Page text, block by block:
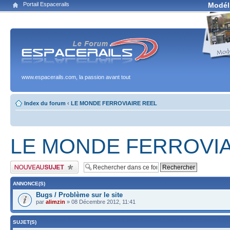
Portail Espacerails
www.espacerails.com, la passion avant tout
Index du forum ‹ LE MONDE FERROVIAIRE REEL
LE MONDE
Publier un nouveau sujet
ANNONCE(S)
Bugs / Problème sur le site
par alimzin » 08 Décembre 2012, 11:41
SUJET(S)